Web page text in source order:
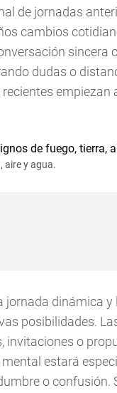
de jornadas
cambios
sincera
dudas o
empiezan
aire y agua.
jornada dinámica y
posibilidades.
invitaciones o
estará
o confusión.